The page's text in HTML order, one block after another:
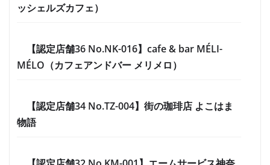
ッシェルズカフェ）
【認定店舗36 No.NK-016】cafe & bar MÉLI-
MÉLO（カフェアンドバー メリメロ）
【認定店舗34 No.TZ-004】街の珈琲店 よこはま
物語